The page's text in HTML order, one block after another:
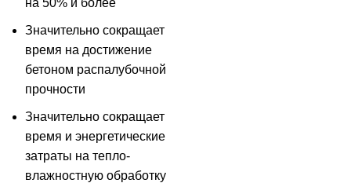
на 50% и более
Значительно сокращает
время на достижение
бетоном распалубочной
прочности
Значительно сокращает
время и энергетические
затраты на тепло-
влажностную обработку